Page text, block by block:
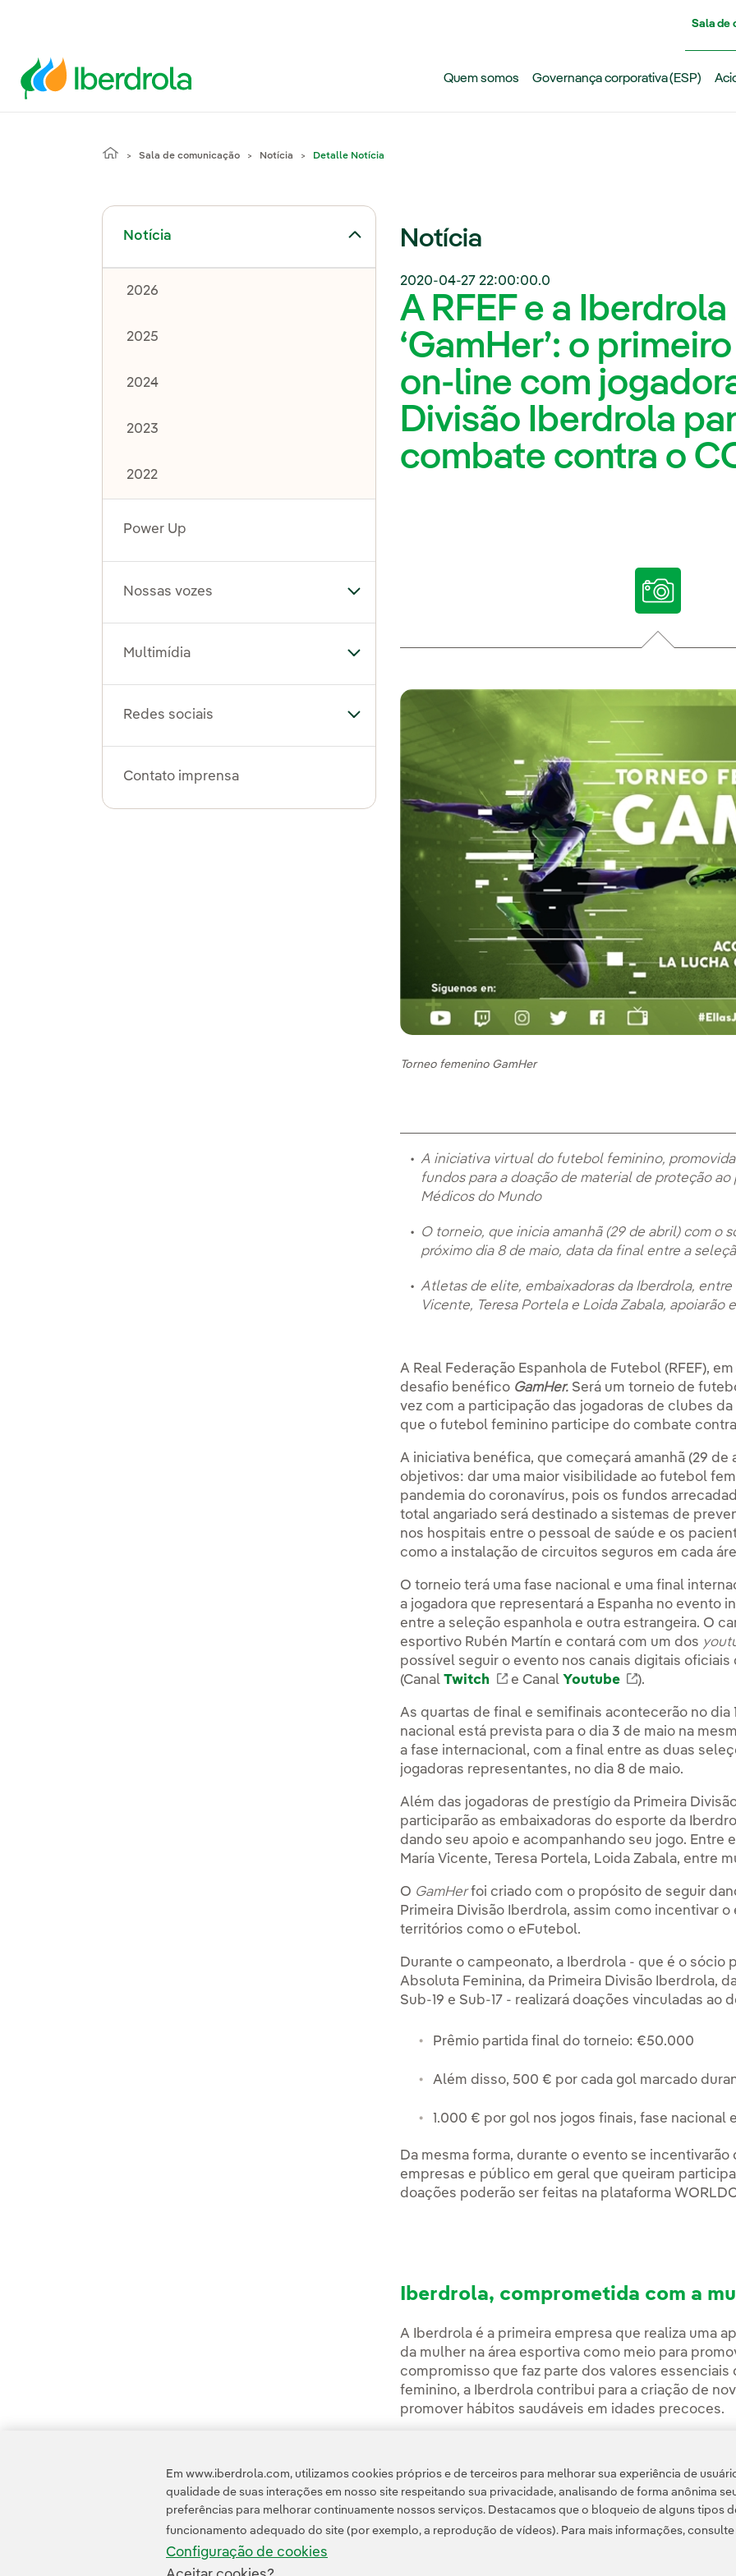
Sala de
Quem somos Governança corporativa (ESP)
Sala de comunicação Notícia Detalle Notícia
Notícia
Alternar submenu de Notícia
2026
2025
2024
2023
2022
Power Up
Nossas vozes Alternar submenu de Nossas vozes
Multimídia Alternar submenu de Multimídia
Redes sociais Alternar submenu de Redes sociais
Contato imprensa
Notícia
2020-04-27 22:00:00.0
A RFEF e a
‘GamHer’: o
on-line com
Divisão Iberdrola
combate contra o
Torneo femenino GamHer
A iniciativa virtual do futebol feminino,
fundos para a doação de material de proteção
Médicos do Mundo
O torneio, que inicia amanhã (29 de abril) com o
próximo dia 8 de maio, data da final entre a
Atletas de elite, embaixadoras da Iberdrola, entre
Vicente, Teresa Portela e Loida Zabala, apoiarão
A Real Federação Espanhola de Futebol (RFEF),
desafio benéfico GamHer. Será um torneio de
vez com a participação das jogadoras de clubes
que o futebol feminino participe do combate contra
A iniciativa benéfica, que começará amanhã (29
objetivos: dar uma maior visibilidade ao futebol
pandemia do coronavírus, pois os fundos
total angariado será destinado a sistemas de
nos hospitais entre o pessoal de saúde e os
como a instalação de circuitos seguros em cada
O torneio terá uma fase nacional e uma final
a jogadora que representará a Espanha no evento
entre a seleção espanhola e outra estrangeira. O
esportivo Rubén Martín e contará com um dos
possível seguir o evento nos canais digitais
(CanalTwitch Link externo, abra em uma nova
e Canal Youtube Link externo,
).
As quartas de final e semifinais acontecerão no dia
nacional está prevista para o dia 3 de maio na
a fase internacional, com a final entre as duas
jogadoras representantes, no dia 8 de maio.
Além das jogadoras de prestígio da Primeira
participarão as embaixadoras do esporte da
dando seu apoio e acompanhando seu jogo. Entre
María Vicente, Teresa Portela, Loida Zabala, entre
O GamHerfoi criado com o propósito de seguir
Primeira Divisão Iberdrola, assim como incentivar
territórios como o eFutebol.
Durante o campeonato, a Iberdrola - que é o
Absoluta Feminina, da Primeira Divisão Iberdrola,
Sub-19 e Sub-17 - realizará doações vinculadas
Prêmio partida final do torneio: €50.000
Além disso, 500 € por cada gol marcado
1.000 € por gol nos jogos finais, fase nacional
Da mesma forma, durante o evento se
empresas e público em geral que queiram
doações poderão ser feitas na plataforma
Iberdrola, comprometida com a
A Iberdrola é a primeira empresa que realiza uma
da mulher na área esportiva como meio para
compromisso que faz parte dos valores essenciais
feminino, a Iberdrola contribui para a criação de
promover hábitos saudáveis em idades precoces.
Em www.iberdrola.com, utilizamos cookies próprios e de terceiros para melhorar sua experiência de
qualidade de suas interações em nosso site respeitando sua privacidade, analisando de forma anônima
preferências para melhorar continuamente nossos serviços. Destacamos que o bloqueio de alguns tipos
funcionamento adequado do site (por exemplo, a reprodução de vídeos). Para mais informações, consulte
Configuração de cookies